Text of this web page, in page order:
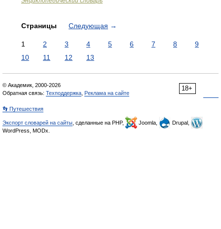
Страницы Следующая →
1 2 3 4 5 6 7 8
9
10
11 12 13
18+
© Академик, 2000-2026
Обратная связь: Техподдержка Реклама на сайте
👣 Путешествия
Экспорт словарей на сайты , сделанные на PHP, Joomla,
Drupal,
WordPress, MODx.